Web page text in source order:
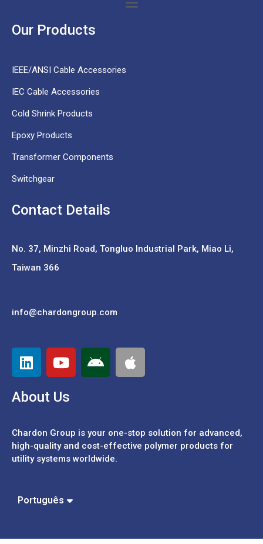
Our Products
IEEE/ANSI Cable Accessories
IEC Cable Accessories
Cold Shrink Products
Epoxy Products
Transformer Components
Switchgear
Contact Details
No. 37, Minzhi Road, Tongluo Industrial Park, Miao Li,
Taiwan 366
info@chardongroup.com
About Us
Chardon Group is your one-stop solution for advanced,
high-quality and cost-effective polymer products for
utility systems worldwide.
Português
Español
English